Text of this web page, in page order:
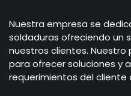
Nuestra empresa se
soldaduras ofreciendo un
nuestros clientes.
para ofrecer soluciones y
requerimientos del cliente